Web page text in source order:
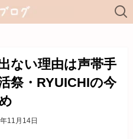
ない理由は声帯手
祭・RYUICHIの今
11月14日